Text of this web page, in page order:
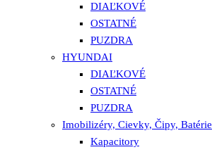
DIAĽKOVÉ
OSTATNÉ
PUZDRA
HYUNDAI
DIAĽKOVÉ
OSTATNÉ
PUZDRA
Imobilizéry, Cievky, Čipy, Batérie
Kapacitory